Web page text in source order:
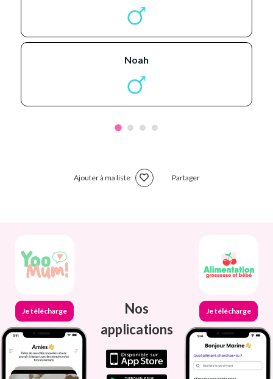
noah
Ajouter à ma liste Partager
Je télécharge
Nos
applications
Je télécharge